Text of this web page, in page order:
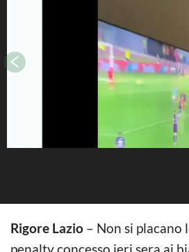
Rigore Lazio – Non si placano